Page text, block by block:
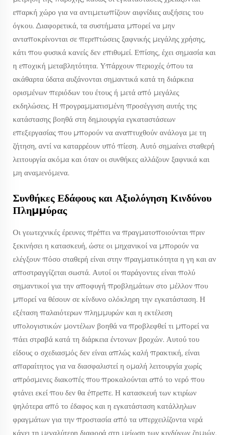
επαρκή χώρο για να αντιμετωπίζουν αιφνίδιες αυξήσεις του
όγκου. Διαφορετικά, τα συστήματα μπορεί να μην
ανταποκρίνονται σε περιπτώσεις ξαφνικής μεγάλης χρήσης,
κάτι που φυσικά κανείς δεν επιθυμεί. Επίσης, έχει σημασία και
η εποχική μεταβλητότητα. Υπάρχουν περιοχές όπου τα
ακάθαρτα ύδατα αυξάνονται σημαντικά κατά τη διάρκεια
ορισμένων περιόδων του έτους ή μετά από μεγάλες
εκδηλώσεις. Η προγραμματισμένη προσέγγιση αυτής της
κατάστασης βοηθά στη δημιουργία εγκαταστάσεων
επεξεργασίας που μπορούν να αναπτυχθούν ανάλογα με τη
ζήτηση, αντί να καταρρέουν υπό πίεση. Αυτό σημαίνει σταθερή
λειτουργία ακόμα και όταν οι συνθήκες αλλάζουν ξαφνικά και
μη αναμενόμενα.
Συνθήκες Εδάφους και Αξιολόγηση Κινδύνου
Πλημμύρας
Οι γεωτεχνικές έρευνες πρέπει να πραγματοποιούνται πριν
ξεκινήσει η κατασκευή, ώστε οι μηχανικοί να μπορούν να
ελέγξουν πόσο σταθερή είναι στην πραγματικότητα η γη και αν
αποστραγγίζεται σωστά. Αυτοί οι παράγοντες είναι πολύ
σημαντικοί για την αποφυγή προβλημάτων στο μέλλον που
μπορεί να θέσουν σε κίνδυνο ολόκληρη την εγκατάσταση. Η
εξέταση παλαιότερων πλημμυρών και η εκτέλεση
υπολογιστικών μοντέλων βοηθά να προβλεφθεί τι μπορεί να
πάει στραβά κατά τη διάρκεια έντονων βροχών. Αυτού του
είδους ο σχεδιασμός δεν είναι απλώς καλή πρακτική, είναι
απαραίτητος για να διασφαλιστεί η ομαλή λειτουργία χωρίς
απρόσμενες διακοπές που προκαλούνται από το νερό που
φτάνει εκεί που δεν θα έπρεπε. Η κατασκευή των κτιρίων
ψηλότερα από το έδαφος και η εγκατάσταση κατάλληλων
φραγμάτων για την προστασία από τα υπερχειλίζοντα νερά
κάνει τη μεγαλύτερη διαφορά στη μείωση των κινδύνων ζημιών.